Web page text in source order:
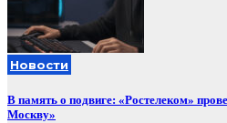
Новости
В память о подвиге: «Ростелеком»
Москву»